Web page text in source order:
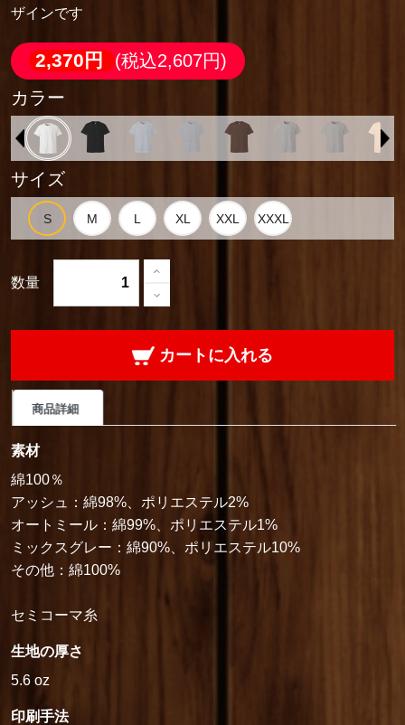
ザインです
2,370円
(税込2,607円)
カラー
サイズ
数量
カートに入れる
商品詳細
素材
綿100％
アッシュ：綿98%、ポリエステル2%
オートミール：綿99%、ポリエステル1%
ミックスグレー：綿90%、ポリエステル10%
その他：綿100%
セミコーマ糸
生地の厚さ
5.6 oz
印刷手法